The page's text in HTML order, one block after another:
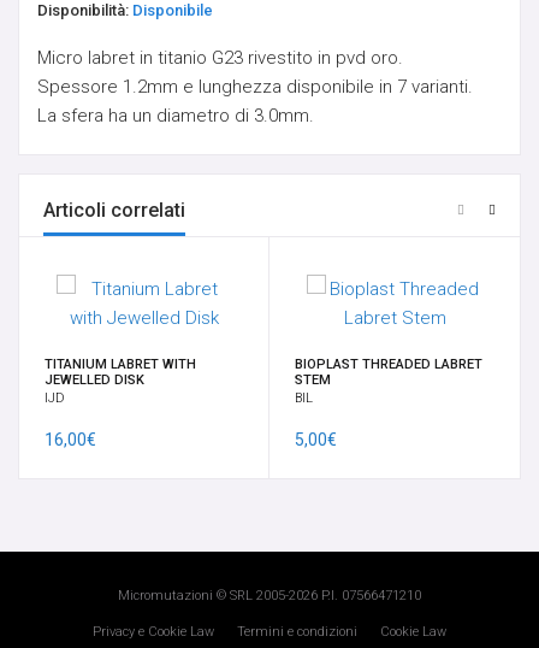
SFERE E COMPONENTI
SPIRALI, CRESCENTS & CLAWS
TRANSDERMAL & IMPLANT
ORECCHIO
Disponibilità: Disponibile
Micro labret in titanio G23 rivestito in pvd oro.
Spessore 1.2mm e lunghezza disponibile in 7 varianti.
La sfera ha un diametro di 3.0mm.
Articoli correlati
TITANIUM LABRET WITH
JEWELLED DISK
IJD
16,00€
BIOPLAST THREADED LABRET
STEM
BIL
5,00€
Micromutazioni © SRL 2005-2026 P.I. 07566471210
Privacy e Cookie Law Termini e condizioni Cookie Law